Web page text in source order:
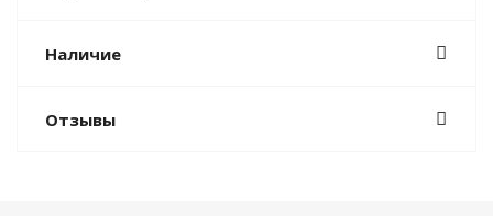
Наличие
Отзывы